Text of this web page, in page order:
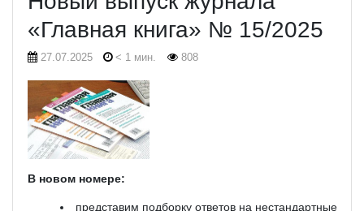
«Главная книга» № 15/2025
27.07.2025 < 1 мин. 808
В новом номере:
представим подборку ответов на нестандартные